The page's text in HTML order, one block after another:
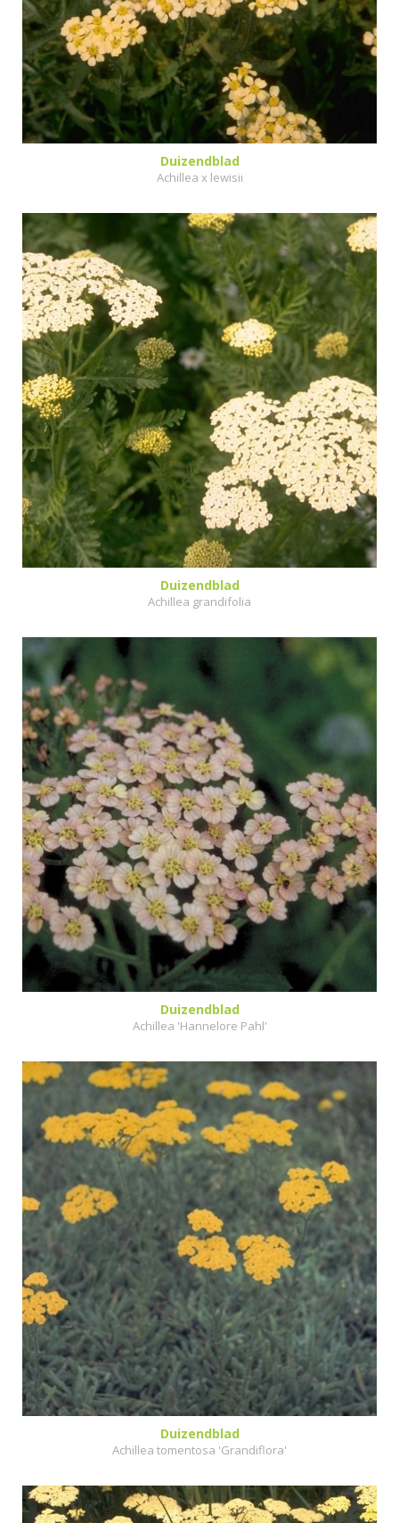
Duizendblad
Achillea x lewisii
Duizendblad
Achillea grandifolia
Duizendblad
Achillea 'Hannelore Pahl'
Duizendblad
Achillea tomentosa 'Grandiflora'